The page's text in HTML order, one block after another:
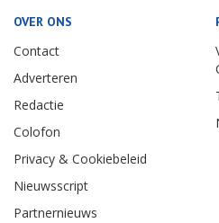
OVER ONS
Contact
Adverteren
Redactie
Colofon
Privacy & Cookiebeleid
Nieuwsscript
Partnernieuws